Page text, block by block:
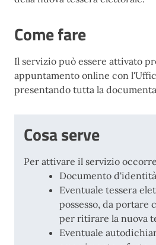
Come fare
Il servizio può essere attivato
appuntamento online con
presentando tutta la
Cosa serve
Per attivare il servizio
Documento d'identità
Eventuale tessera
possesso, da portare
per ritirare la nuova
Eventuale